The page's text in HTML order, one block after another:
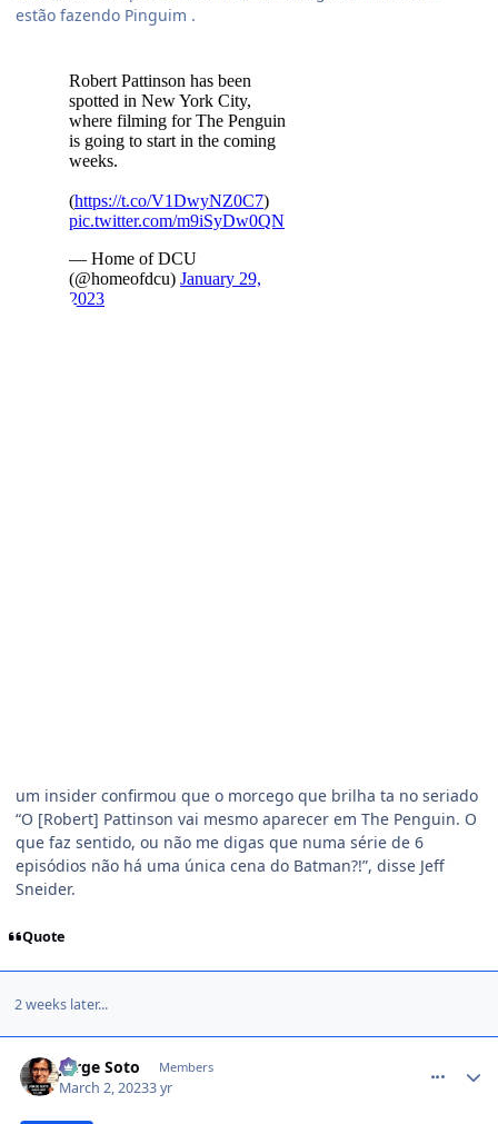
estão fazendo Pinguim .
um insider confirmou que o morcego que brilha ta no seriado
“O [Robert] Pattinson vai mesmo aparecer em The Penguin. O
que faz sentido, ou não me digas que numa série de 6
episódios não há uma única cena do Batman?!”, disse Jeff
Sneider.
Quote
2 weeks later...
Jorge Soto Members
March 2, 20233 yr